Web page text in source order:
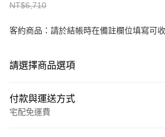
NT$6,710
客約商品：請於結帳時在備註欄位填寫可
請選擇商品選項
付款與運送方式
宅配免運費